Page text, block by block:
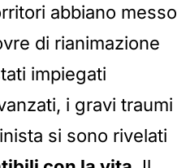
abbiano messo
di rianimazione
impiegati
i gravi traumi
si sono rivelati